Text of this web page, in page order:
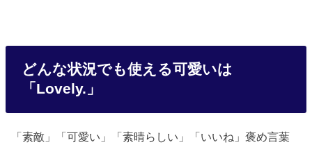
どんな状況でも使える可愛いは
「Lovely.」
「素敵」「可愛い」「素晴らしい」「いいね」褒め言葉